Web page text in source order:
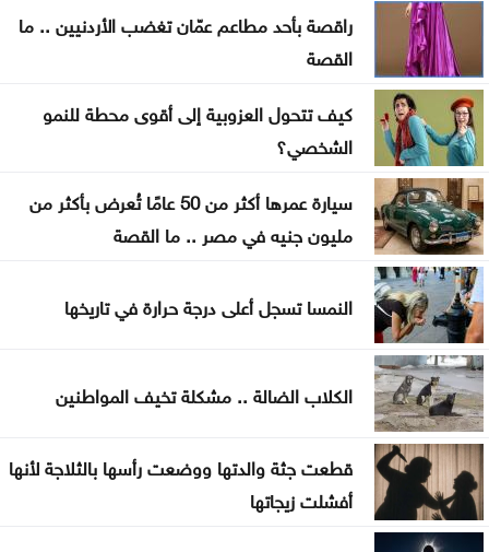
راقصة بأحد مطاعم عمّان تغضب الأردنيين .. ما القصة
تراجع حركة الملاحة عبر مضيق هرمز
تايلاند .. مقتل وإصابة أكثر من 22 شخصاً بحادث إطلاق
نار داخل مدرسة
التعاون الخليجي يقف بصف السعودية في مواجهة
اعتداءات الحوثيين
راقصة بأحد مطاعم عمّان تغضب الأردنيين .. ما
القصة
كيف تتحول العزوبية إلى أقوى محطة للنمو
الشخصي؟
سيارة عمرها أكثر من 50 عامًا تُعرض بأكثر من
مليون جنيه في مصر .. ما القصة
النمسا تسجل أعلى درجة حرارة في تاريخها
الكلاب الضالة .. مشكلة تخيف المواطنين
قطعت جثة والدتها ووضعت رأسها بالثلاجة لأنها
أفشلت زيجاتها